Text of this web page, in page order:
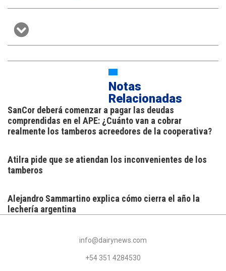
Notas
Relacionadas
SanCor deberá comenzar a pagar las deudas
comprendidas en el APE: ¿Cuánto van a cobrar
realmente los tamberos acreedores de la cooperativa?
Atilra pide que se atiendan los inconvenientes de los
tamberos
Alejandro Sammartino explica cómo cierra el año la
lechería argentina
info@dairynews.com
+54 351 4284530